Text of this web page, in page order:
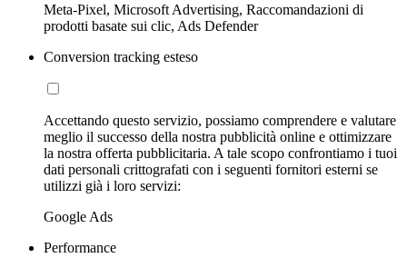
Meta-Pixel, Microsoft Advertising, Raccomandazioni di
prodotti basate sui clic, Ads Defender
Conversion tracking esteso
Accettando questo servizio, possiamo comprendere e valutare
meglio il successo della nostra pubblicità online e ottimizzare
la nostra offerta pubblicitaria. A tale scopo confrontiamo i tuoi
dati personali crittografati con i seguenti fornitori esterni se
utilizzi già i loro servizi:
Google Ads
Performance